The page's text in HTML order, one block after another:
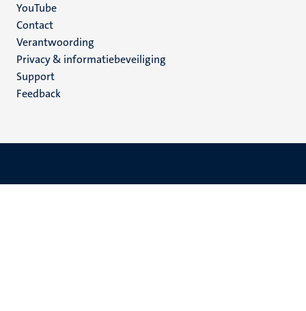
YouTube
Menu
footer
(NL)
Contact
Verantwoording
Privacy & informatiebeveiliging
Support
Feedback